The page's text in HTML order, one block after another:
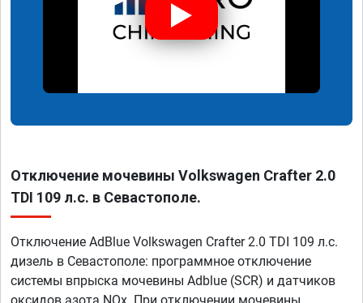
Отключение мочевины Volkswagen Crafter 2.0
TDI 109 л.с. в Севастополе.
Отключение AdBlue Volkswagen Crafter 2.0 TDI 109 л.с.
дизель в Севастополе: программное отключение
системы впрыска мочевины Adblue (SCR) и датчиков